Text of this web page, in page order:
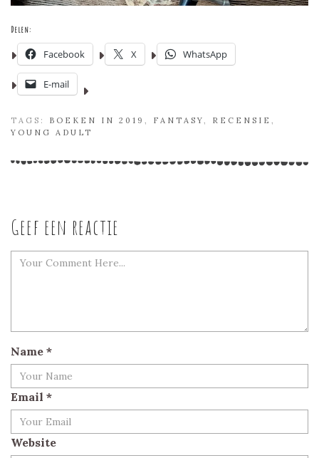
Delen:
Facebook X WhatsApp
E-mail
TAGS: BOEKEN IN 2019 FANTASY RECENSIE
YOUNG ADULT
Geef een reactie
Name *
Email *
Website